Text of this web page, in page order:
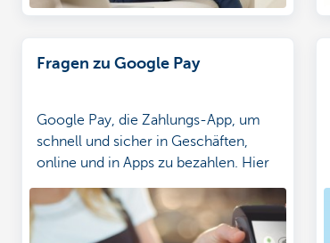
Fragen zu Google Pay
Google Pay, die Zahlungs-App, um
schnell und sicher in Geschäften,
online und in Apps zu bezahlen. Hier
erhalten Sie Antworten auf Ihre Fragen
zu Google Pay